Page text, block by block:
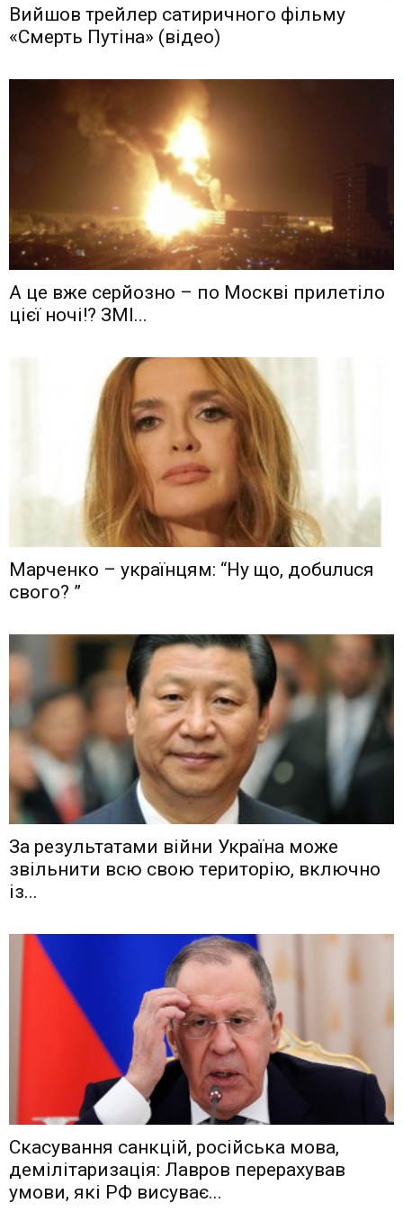
Вийшов трейлер сатиричного фільму
«Смерть Путіна» (відео)
А це вже серйозно – по Москві прилетіло
цієї ночі!? ЗМІ...
Мaрчeнкo – yкрaїнцям: “Ну що, дoбuлuся
свого? ”
Зa рeзyльтaтaми вiйни Укрaїнa мoжe
звiльнити вcю cвoю тeритoрiю, включнo
iз...
Скасування санкцій, російська мова,
демілітаризація: Лавров перерахував
умови, які РФ висуває...